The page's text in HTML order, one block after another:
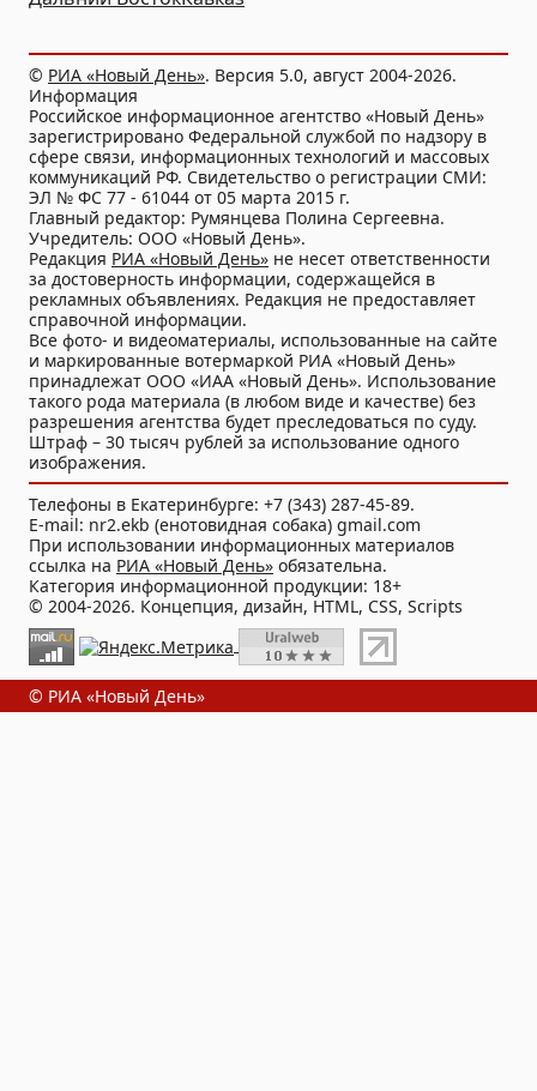
© РИА «Новый День». Версия 5.0, август 2004-2026.
Информация
Российское информационное агентство «Новый День»
зарегистрировано Федеральной службой по надзору в
сфере связи, информационных технологий и массовых
коммуникаций РФ. Свидетельство о регистрации СМИ:
ЭЛ № ФС 77 - 61044 от 05 марта 2015 г.
Главный редактор: Румянцева Полина Сергеевна.
Учредитель: ООО «Новый День».
Редакция РИА «Новый День» не несет ответственности
за достоверность информации, содержащейся в
рекламных объявлениях. Редакция не предоставляет
справочной информации.
Все фото- и видеоматериалы, использованные на сайте
и маркированные вотермаркой РИА «Новый День»
принадлежат ООО «ИАА «Новый День». Использование
такого рода материала (в любом виде и качестве) без
разрешения агентства будет преследоваться по суду.
Штраф – 30 тысяч рублей за использование одного
изображения.
Телефоны в Екатеринбурге: +7 (343) 287-45-89.
E-mail: nr2.ekb (енотовидная собака) gmail.com
При использовании информационных материалов
ссылка на РИА «Новый День» обязательна.
Категория информационной продукции: 18+
© 2004-2026. Концепция, дизайн, HTML, CSS, Scripts
© РИА «Новый День»